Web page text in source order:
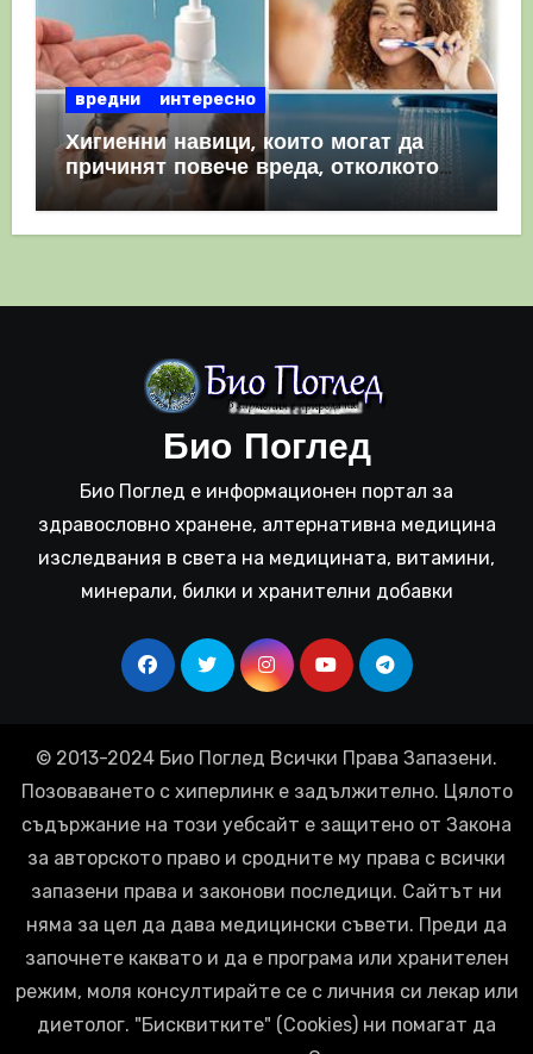
вредни интересно
Хигиенни навици, които могат да
причинят повече вреда, отколкото
полза
Био Поглед
Био Поглед е информационен портал за
здравословно хранене, алтернативна медицина
изследвания в света на медицината, витамини,
минерали, билки и хранителни добавки
© 2013-2024 Био Поглед Всички Права Запазени.
Позоваването с хиперлинк е задължително. Цялото
съдържание на този уебсайт е защитено от Закона
за авторското право и сродните му права с всички
запазени права и законови последици. Сайтът ни
няма за цел да дава медицински съвети. Преди да
започнете каквато и да е програма или хранителен
режим, моля консултирайте се с личния си лекар или
диетолог. "Бисквитките" (Cookies) ни помагат да